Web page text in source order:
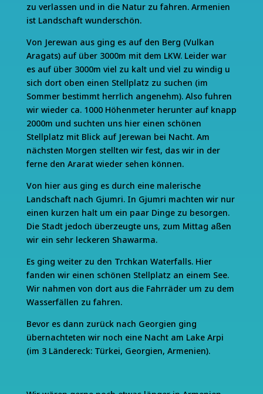
zu verlassen und in die Natur zu fahren. Armenien
ist Landschaft wunderschön.
Von Jerewan aus ging es auf den Berg (Vulkan
Aragats) auf über 3000m mit dem LKW. Leider war
es auf über 3000m viel zu kalt und viel zu windig u
sich dort oben einen Stellplatz zu suchen (im
Sommer bestimmt herrlich angenehm). Also fuhren
wir wieder ca. 1000 Höhenmeter herunter auf knapp
2000m und suchten uns hier einen schönen
Stellplatz mit Blick auf Jerewan bei Nacht. Am
nächsten Morgen stellten wir fest, das wir in der
ferne den Ararat wieder sehen können.
Von hier aus ging es durch eine malerische
Landschaft nach Gjumri. In Gjumri machten wir nur
einen kurzen halt um ein paar Dinge zu besorgen.
Die Stadt jedoch überzeugte uns, zum Mittag aßen
wir ein sehr leckeren Shawarma.
Es ging weiter zu den Trchkan Waterfalls. Hier
fanden wir einen schönen Stellplatz an einem See.
Wir nahmen von dort aus die Fahrräder um zu dem
Wasserfällen zu fahren.
Bevor es dann zurück nach Georgien ging
übernachteten wir noch eine Nacht am Lake Arpi
(im 3 Ländereck: Türkei, Georgien, Armenien).